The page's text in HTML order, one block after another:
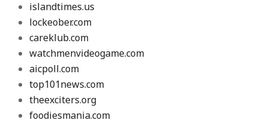
islandtimes.us
lockeober.com
careklub.com
watchmenvideogame.com
aicpoll.com
top101news.com
theexciters.org
foodiesmania.com